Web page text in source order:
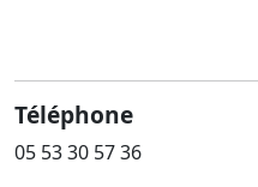
Téléphone
05 53 30 57 36